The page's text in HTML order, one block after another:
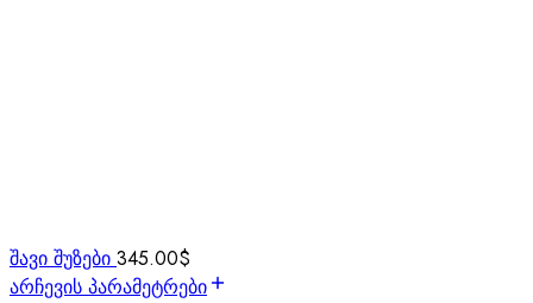
შავი შუზები 345.00$
არჩევის პარამეტრები